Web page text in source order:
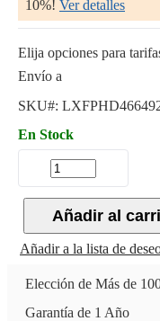
10%! Ver detalles
Elija opciones para
Envío a
SKU#:
En Stock
Añadir al
Añadir a la lista de
Elección de Más de
Garantía de 1 Año